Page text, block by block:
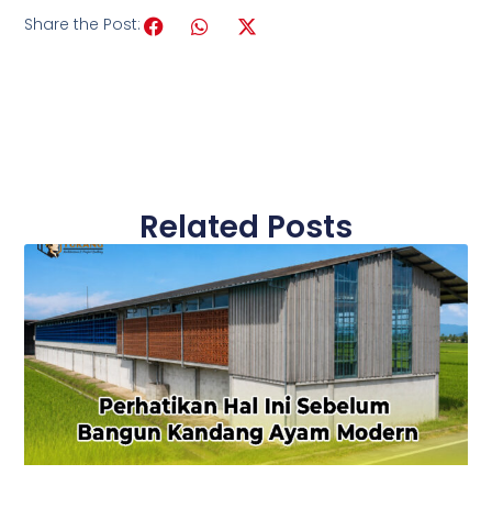
Share the Post:
Related Posts